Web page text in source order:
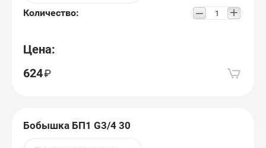
Количество: − +
Цена:
624
Бобышка БП1 G3/4 30